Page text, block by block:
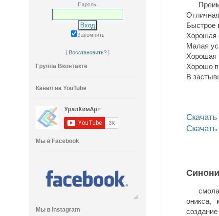
Быстрое
Хорошая
Малая
Хорошая
Хорошо
В
оникса,
Пароль:
Запомнить
[ Восстановить?]
Группа Вконтакте
Канал на YouTube
Мы в Facebook
Мы в Instagram